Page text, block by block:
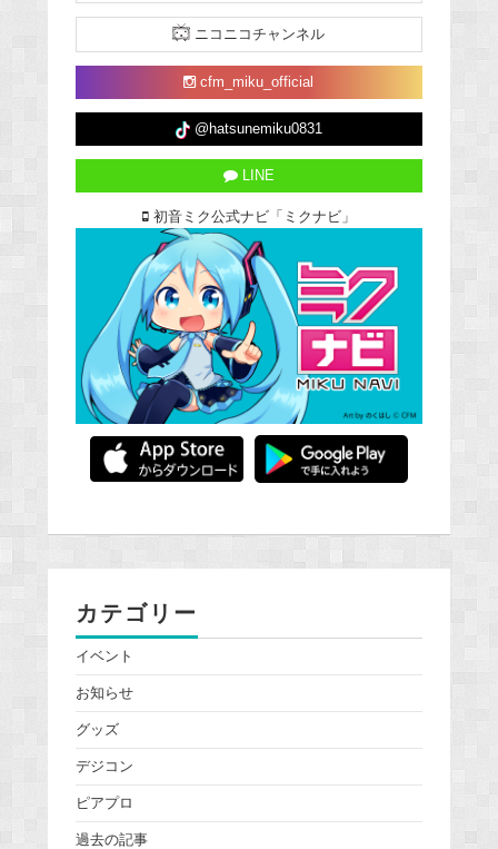
ニコニコチャンネル
cfm_miku_official
@hatsunemiku0831
LINE
初音ミク公式ナビ「ミクナビ」
カテゴリー
イベント
お知らせ
グッズ
デジコン
ピアプロ
過去の記事